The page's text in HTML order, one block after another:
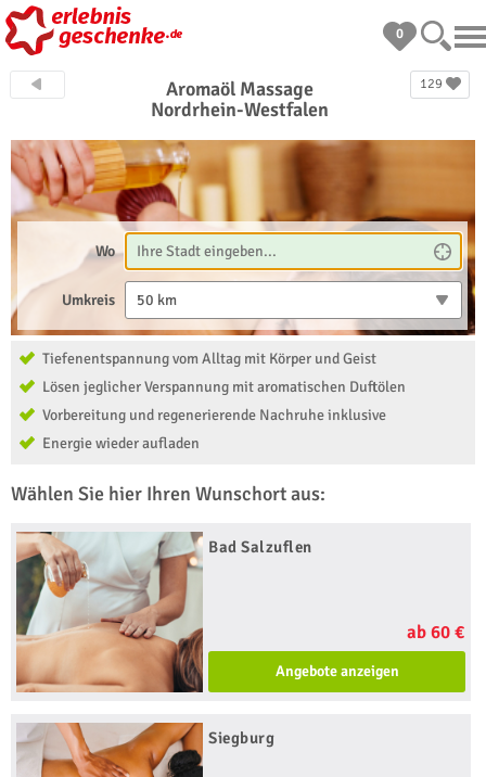
0
129
Aromaöl Massage
Nordrhein-Westfalen
Wo
Umkreis 50 km
Tiefenentspannung vom Alltag mit Körper und Geist
Lösen jeglicher Verspannung mit aromatischen Duftölen
Vorbereitung und regenerierende Nachruhe inklusive
Energie wieder aufladen
Wählen Sie hier Ihren Wunschort aus:
Bad Salzuflen
ab 60 €
Angebote anzeigen
Siegburg